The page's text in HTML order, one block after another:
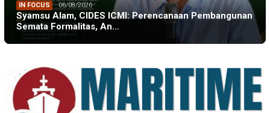
IN FOCUS 06/08/2026
Syamsu Alam, CIDES ICMI: Perencanaan Pembangunan
Semata Formalitas, An…